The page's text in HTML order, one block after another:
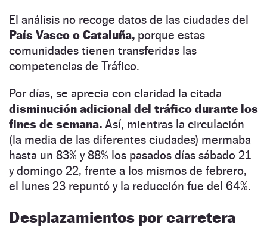
El análisis no recoge datos de las ciudades del
País Vasco o Cataluña, porque estas
comunidades tienen transferidas las
competencias de Tráfico.
Por días, se aprecia con claridad la citada
disminución adicional del tráfico durante los
fines de semana. Así, mientras la circulación
(la media de las diferentes ciudades) mermaba
hasta un 83% y 88% los pasados días sábado 21
y domingo 22, frente a los mismos de febrero,
el lunes 23 repuntó y la reducción fue del 64%.
Desplazamientos por carretera